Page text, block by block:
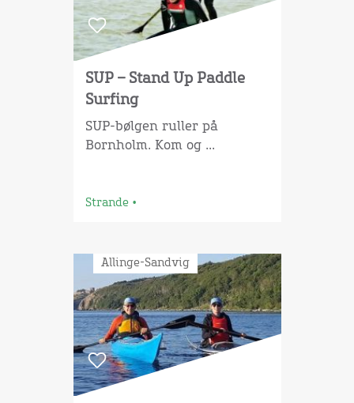
SUP – Stand Up Paddle
Surfing
SUP-bølgen ruller på
Bornholm. Kom og ...
Strande•
Allinge-Sandvig